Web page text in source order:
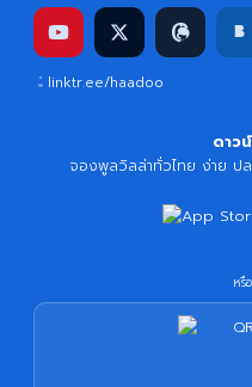
linktr.ee/haadoo
ดาว
จองพูลวิลล่าทั่วไทย ง่าย ป
หรื